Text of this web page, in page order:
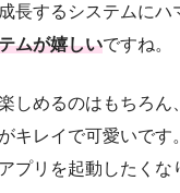
長するシステムにハ
ムが嬉しいですね。
しめるのはもちろん
キレイで可愛いです
プリを起動したくな